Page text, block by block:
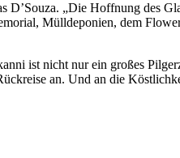
D’Souza. „Die Hoffnung des
Mülldeponien, dem
ist nicht nur ein großes
an. Und an die